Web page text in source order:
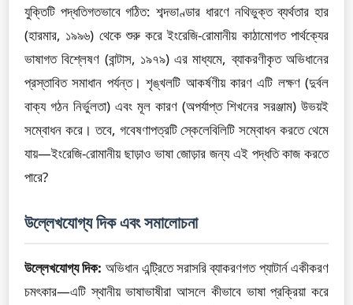
যুক্তিটি পদ্ধতিগতভাবে গঠিত: শব্দভাণ্ডার ধারণে নথিভুক্ত ব্যর্থতার হার
(হারমার, ১৯৯৬) থেকে শুরু করে ইংরেজি-রোমানীয় কাঠামোগত পার্থক্যের
ভাষাগত বিশ্লেষণ (বান্টাস, ১৯৭৯) এর মাধ্যমে, ব্যাকরণীকৃত অভিধানের
প্রস্তাবিত সমাধান পর্যন্ত। শৃঙ্খলটি আকর্ষণীয় কারণ এটি লক্ষণ (দুর্বল
বাক্য গঠন নির্ভুলতা) এবং মূল কারণ (অপর্যাপ্ত শিখনের সরঞ্জাম) উভয়ই
সম্বোধন করে। তবে, গবেষণাপত্রটি স্কেলেবিলিটি সম্বোধন করতে থেমে
যায়—ইংরেজি-রোমানীয় ছাড়াও ভাষা জোড়ার জন্য এই পদ্ধতি কাজ করতে
পারে?
উল্লেখযোগ্য দিক এবং সমালোচনা
উল্লেখযোগ্য দিক: অভিধান এন্ট্রিতে সরাসরি ব্যাকরণগত প্যাটার্ন একীকরণ
চমৎকার—এটি স্থানীয় ভাষাভাষীরা আসলে কীভাবে ভাষা প্রক্রিয়া করে